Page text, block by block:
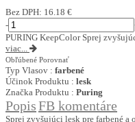
Bez DPH: 16.18 €
-
PURING KeepColor Sprej
viac...
Obľúbené Porovnať
Typ Vlasov : farbené
Účinok Produktu : lesk
Značka Produktu : Puring
PopisFB komentáre
Sprej zvyšujúci lesk pre farbené a